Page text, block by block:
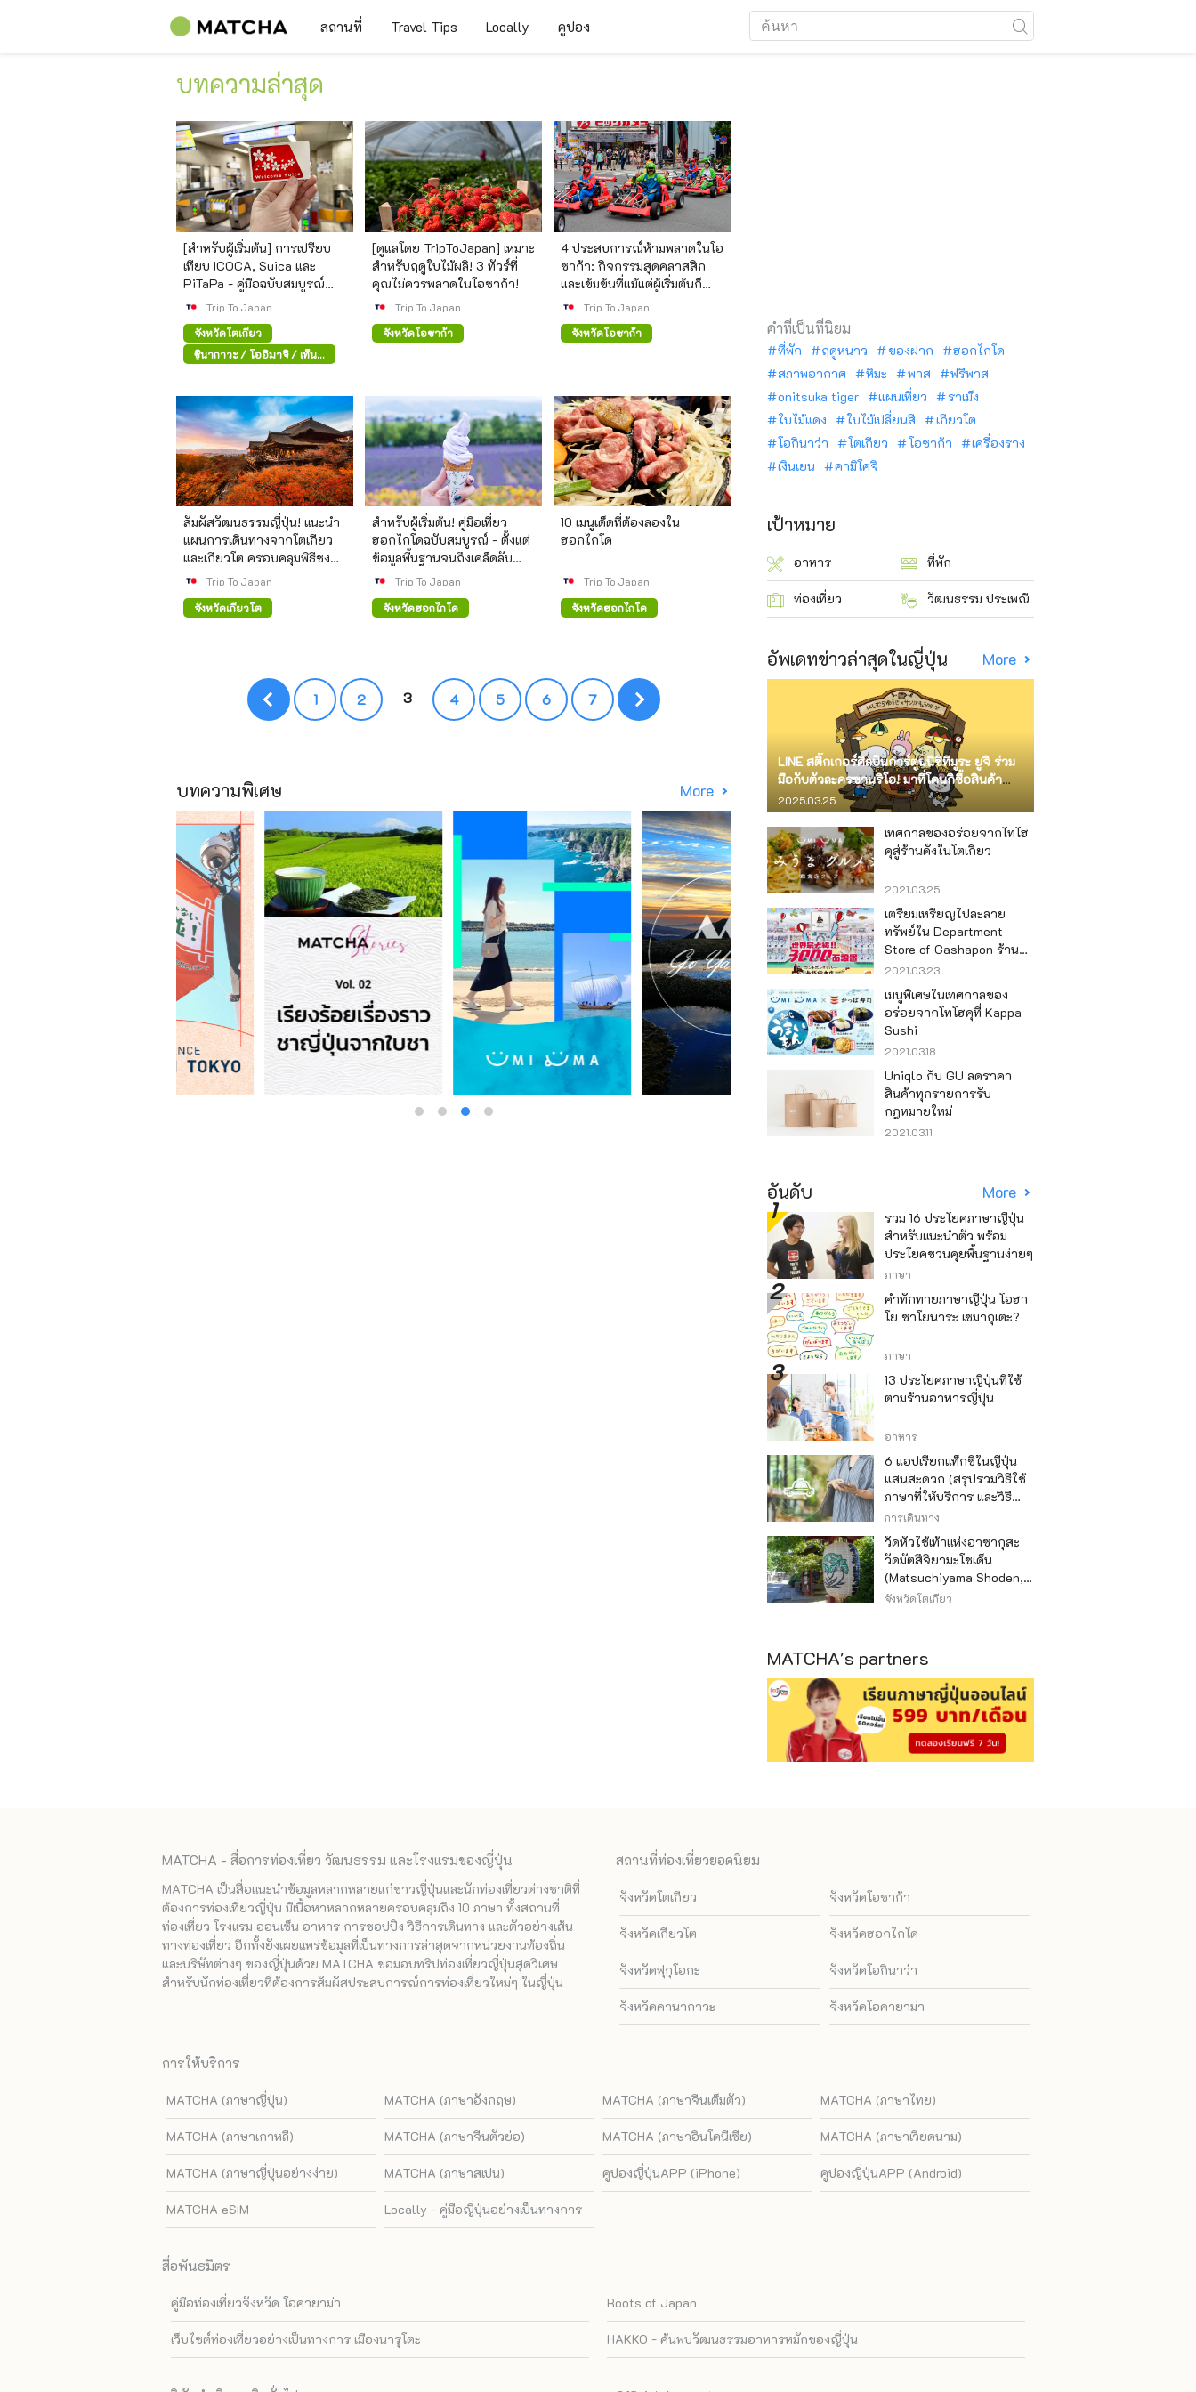
สถานที่ Travel Tips Locally คูปอง
บทความล่าสุด
[สำหรับผู้เริ่มต้น] การเปรียบ
เทียบ ICOCA, Suica และ
PiTaPa - คู่มือฉบับสมบูรณ์
พร้อมเวอร์ชันสมาร์ทโฟน
Trip To Japan
จังหวัดโตเกียว
ชินากาวะ / โออิมาจิ / เท็น
โนซุ
[ดูแลโดย TripToJapan] เหมาะ
สำหรับฤดูใบไม้ผลิ! 3 ทัวร์ที่
คุณไม่ควรพลาดในโอซาก้า!
Trip To Japan
จังหวัดโอซาก้า
4 ประสบการณ์ห้ามพลาดในโอ
ซาก้า: กิจกรรมสุดคลาสสิก
และเข้มข้นที่แม้แต่ผู้เริ่มต้นก็
สามารถสนุกได้
Trip To Japan
จังหวัดโอซาก้า
สัมผัสวัฒนธรรมญี่ปุ่น! แนะนำ
แผนการเดินทางจากโตเกียว
และเกียวโต ครอบคลุมพิธีชงชา
การจัดดอกไม้ และเยี่ยมชม
Trip To Japan
จังหวัดเกียวโต
สำหรับผู้เริ่มต้น! คู่มือเที่ยว
ฮอกไกโดฉบับสมบูรณ์ - ตั้งแต่
ข้อมูลพื้นฐานจนถึงเคล็ดลับ
การเตรียมตัว
Trip To Japan
จังหวัดฮอกไกโด
10 เมนูเด็ดที่ต้องลองใน
ฮอกไกโด
Trip To Japan
จังหวัดฮอกไกโด
1 2 3 4 5 6 7
บทความพิเศษ More
คำที่เป็นที่นิยม
ที่พัก ฤดูหนาว ของฝาก
ฮอกไกโด
สภาพอากาศ
หิมะ พาส
ฟรีพาส
onitsuka tiger
แผนเที่ยว
ราเม็ง
ใบไม้แดง
ใบไม้เปลี่ยนสี
เกียวโต
โอกินาว่า
โตเกียว โอซาก้า
เครื่องราง
เงินเยน
คามิโคจิ
เป้าหมาย
อาหาร ที่พัก
ท่องเที่ยว วัฒนธรรม ประเพณี
อัพเดทข่าวล่าสุดในญี่ปุ่น More
LINE สติ๊กเกอร์ศิลปินการ์ตูนนิชิทีมูระ ยูจิ ร่วม
มือกับตัวละครซานริโอ! มาที่โดนกิซื้อสินค้า
จำกัด
2025.03.25
เทศกาลของอร่อยจากโทโฮ
คุสู่ร้านดังในโตเกียว
2021.03.25
เตรียมเหรียญไปละลาย
ทรัพย์ใน Department
Store of Gashapon ร้านที่มี
เครื่องกาชาปองเยอะที่สุดใน
โลก อิเคะบุคุโระ
2021.03.23
เมนูพิเศษในเทศกาลของ
อร่อยจากโทโฮคุที่ Kappa
Sushi
2021.03.18
Uniqlo กับ GU ลดราคา
สินค้าทุกรายการรับ
กฎหมายใหม่
2021.03.11
อันดับ More
รวม 16 ประโยคภาษาญี่ปุ่น
สำหรับแนะนำตัว พร้อม
ประโยคชวนคุยพื้นฐานง่ายๆ
ภาษา
คำทักทายภาษาญี่ปุ่น โอฮา
โย ซาโยนาระ เซมากุเตะ?
ภาษา
13 ประโยคภาษาญี่ปุ่นที่ใช้
ตามร้านอาหารญี่ปุ่น
อาหาร
6 แอปเรียกแท็กซี่ในญี่ปุ่น
แสนสะดวก (สรุปรวมวิธีใช้
ภาษาที่ให้บริการ และวิธี
ชำระเงิน)
การเดินทาง
วัดหัวไช้เท้าแห่งอาซากุสะ
วัดมัตสึจิยามะโชเด็น
(Matsuchiyama Shoden,
Asakusa)
จังหวัดโตเกียว
MATCHA's partners
MATCHA - สื่อการท่องเที่ยว วัฒนธรรม และโรงแรมของญี่ปุ่น
MATCHA เป็นสื่อแนะนำข้อมูลหลากหลายแก่ชาวญี่ปุ่นและนักท่องเที่ยวต่างชาติที่
ต้องการท่องเที่ยวญี่ปุ่น มีเนื้อหาหลากหลายครอบคลุมถึง 10 ภาษา ทั้งสถานที่
ท่องเที่ยว โรงแรม ออนเซ็น อาหาร การชอปปิง วิธีการเดินทาง และตัวอย่างเส้น
ทางท่องเที่ยว อีกทั้งยังเผยแพร่ข้อมูลที่เป็นทางการล่าสุดจากหน่วยงานท้องถิ่น
และบริษัทต่างๆ ของญี่ปุ่นด้วย MATCHA ขอมอบทริปท่องเที่ยวญี่ปุ่นสุดวิเศษ
สำหรับนักท่องเที่ยวที่ต้องการสัมผัสประสบการณ์การท่องเที่ยวใหม่ๆ ในญี่ปุ่น
สถานที่ท่องเที่ยวยอดนิยม
จังหวัดโตเกียว จังหวัดโอซาก้า
จังหวัดเกียวโต จังหวัดฮอกไกโด
จังหวัดฟุกุโอกะ จังหวัดโอกินาว่า
จังหวัดคานากาวะ จังหวัดโอคายาม่า
การให้บริการ
MATCHA (ภาษาญี่ปุ่น) MATCHA (ภาษาอังกฤษ) MATCHA (ภาษาจีนเต็มตัว) MATCHA (ภาษาไทย)
MATCHA (ภาษาเกาหลี) MATCHA (ภาษาจีนตัวย่อ) MATCHA (ภาษาอินโดนีเซีย) MATCHA (ภาษาเวียดนาม)
MATCHA (ภาษาญี่ปุ่นอย่างง่าย) MATCHA (ภาษาสเปน) คูปองญี่ปุ่นAPP (iPhone) คูปองญี่ปุ่นAPP (Android)
MATCHA eSIM Locally - คู่มือญี่ปุ่นอย่างเป็นทางการ
สื่อพันธมิตร
คู่มือท่องเที่ยวจังหวัด โอคายาม่า Roots of Japan
เว็บไซต์ท่องเที่ยวอย่างเป็นทางการ เมืองนารุโตะ HAKKO - ค้นพบวัฒนธรรมอาหารหมักของญี่ปุ่น